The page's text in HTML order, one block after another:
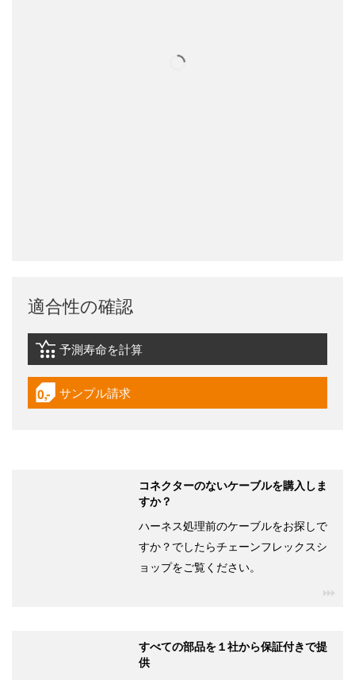
適合性の確認
igus-icon-lebensdauerrechner
予測寿命を計算
igus-icon-gratismuster
サンプル請求
コネクターのないケーブルを購入しま
すか？
ハーネス処理前のケーブルをお探しで
すか？でしたらチェーンフレックスシ
ョップをご覧ください。
すべての部品を１社から保証付きで提
供